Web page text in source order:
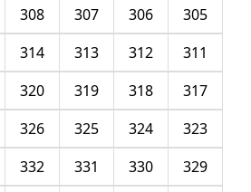
305
306
307
308
311
312
313
314
317
318
319
320
323
324
325
326
329
330
331
332